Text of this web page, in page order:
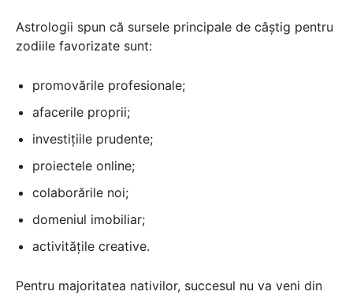
Astrologii spun că sursele principale de câștig pentru
zodiile favorizate sunt:
promovările profesionale;
afacerile proprii;
investițiile prudente;
proiectele online;
colaborările noi;
domeniul imobiliar;
activitățile creative.
Pentru majoritatea nativilor, succesul nu va veni din